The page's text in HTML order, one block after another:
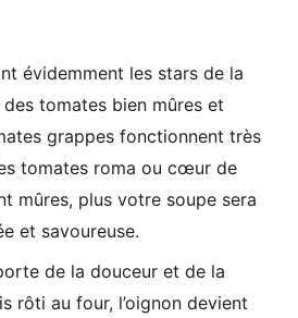
évidemment les stars de la
tomates bien mûres et
grappes fonctionnent très
tomates roma ou cœur de
mûres, plus votre soupe sera
et savoureuse.
de la douceur et de la
rôti au four, l’oignon devient